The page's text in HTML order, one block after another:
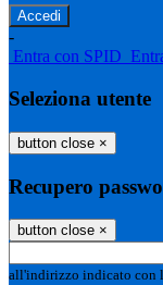
-
Entra con SPID
Seleziona utente
button close ×
Recupero
button close ×
all'indirizzo indicato con